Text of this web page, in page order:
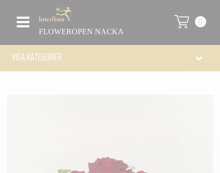
FLOWEROPEN NACKA
0
VISA KATEGORIER